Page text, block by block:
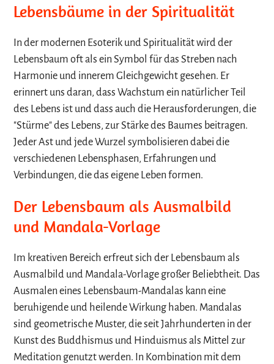
Lebensbäume in der Spiritualität
In der modernen Esoterik und Spiritualität wird der
Lebensbaum oft als ein Symbol für das Streben nach
Harmonie und innerem Gleichgewicht gesehen. Er
erinnert uns daran, dass Wachstum ein natürlicher Teil
des Lebens ist und dass auch die Herausforderungen, die
"Stürme" des Lebens, zur Stärke des Baumes beitragen.
Jeder Ast und jede Wurzel symbolisieren dabei die
verschiedenen Lebensphasen, Erfahrungen und
Verbindungen, die das eigene Leben formen.
Der Lebensbaum als Ausmalbild
und Mandala-Vorlage
Im kreativen Bereich erfreut sich der Lebensbaum als
Ausmalbild und Mandala-Vorlage großer Beliebtheit. Das
Ausmalen eines Lebensbaum-Mandalas kann eine
beruhigende und heilende Wirkung haben. Mandalas
sind geometrische Muster, die seit Jahrhunderten in der
Kunst des Buddhismus und Hinduismus als Mittel zur
Meditation genutzt werden. In Kombination mit dem